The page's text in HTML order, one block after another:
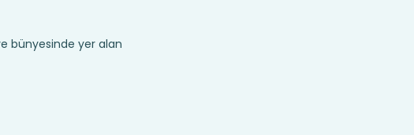
bünyesinde yer alan